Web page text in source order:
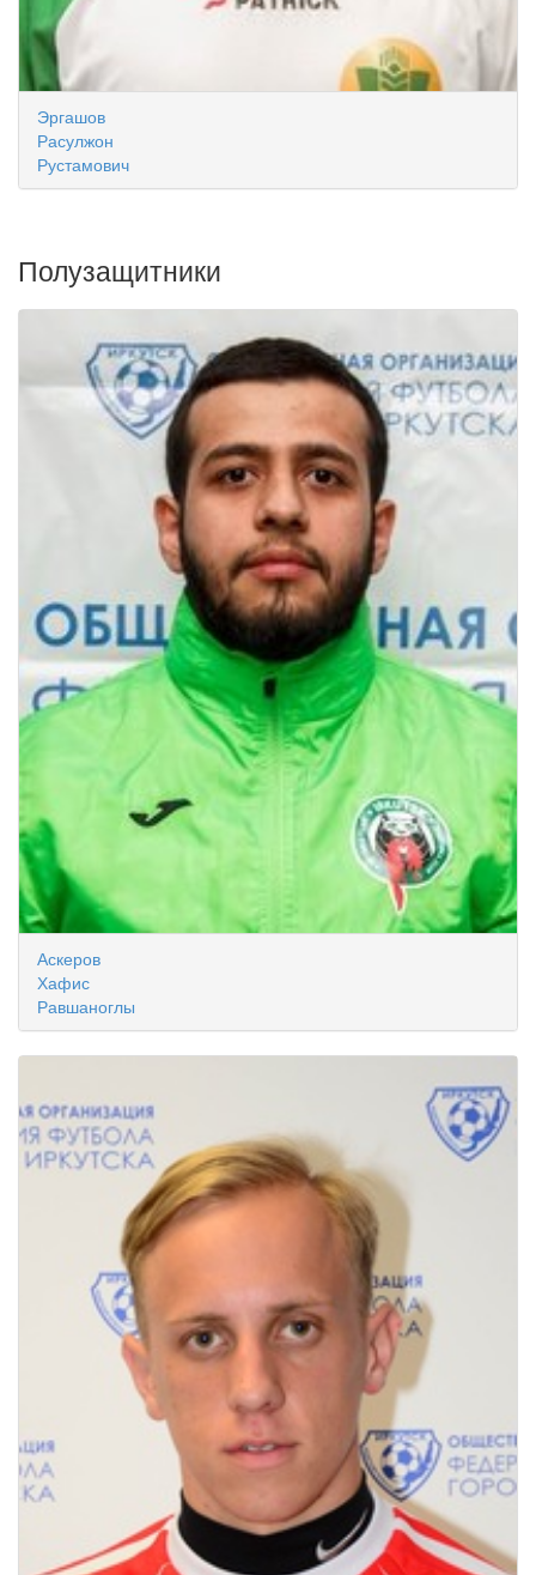
Эргашов
Расулжон
Рустамович
Полузащитники
Аскеров
Хафис
Равшаноглы